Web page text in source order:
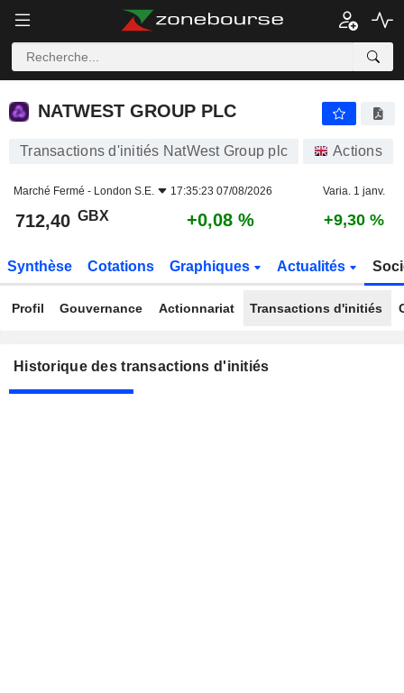
NATWEST GROUP PLC
NATWEST GROUP PLC
Transactions d'initiés NatWest Group plc Actions
Marché Fermé - London S.E. 17:35:23 07/08/2026 Varia. 1 janv.
712,40 GBX +0,08 % +9,30 %
Synthèse Cotations Graphiques Actualités
Profil Gouvernance Actionnariat Transactions d'initiés
Historique des transactions d'initiés